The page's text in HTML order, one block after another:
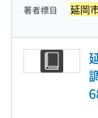
著者標目 延岡